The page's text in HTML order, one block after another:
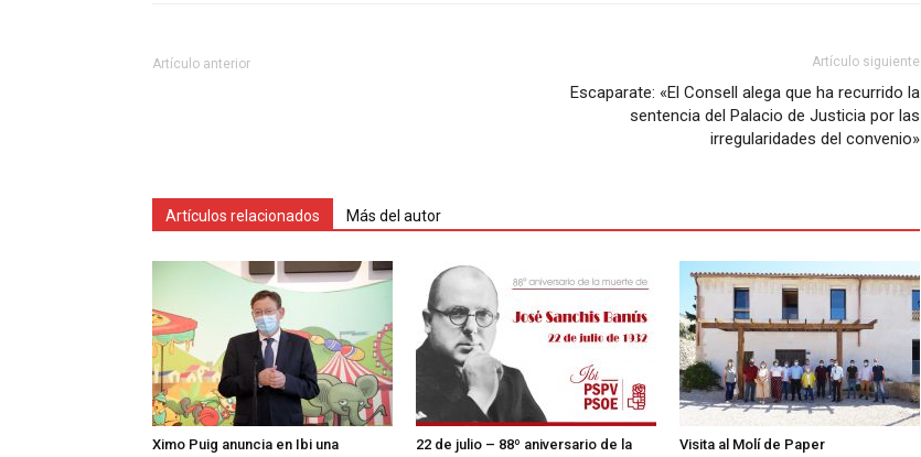
Artículo anterior Artículo siguiente
Escaparate: «El Consell alega que ha recurrido la
sentencia del Palacio de Justicia por las
irregularidades del convenio»
Artículos relacionados Más del autor
Ximo Puig anuncia en Ibi una
22 de julio – 88º aniversario de la
Visita al Molí de Paper